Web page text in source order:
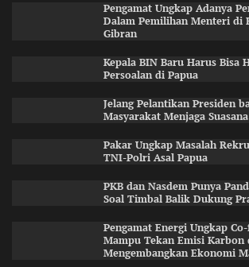
Pengamat Ungkap Adanya
Dalam Pemilihan Menteri di
Gibran
Kepala BIN Baru Harus Bisa
Persoalan di Papua
Jelang Pelantikan Presiden
Masyarakat Menjaga
Pakar Ungkap Masalah
TNI-Polri Asal Papua
PKB dan Nasdem Punya
Soal Timbal Balik Dukung
Pengamat Energi Ungkap
Mampu Tekan Emisi Karbon
Mengembangkan Ekonomi